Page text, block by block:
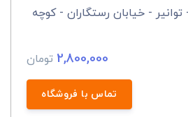
- خیابان رستگاران - کوچه
2,800,000 تومان
تماس با فروشگاه